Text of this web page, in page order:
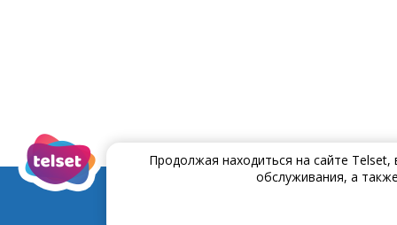
Продолжая находиться на сайте
обслуживания, а